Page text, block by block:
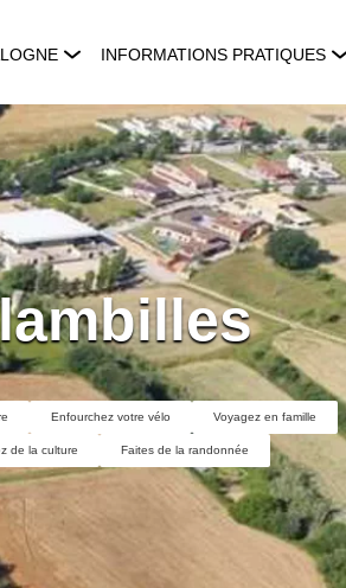
INFORMATIONS PRATIQUES
Enfourchez votre vélo Voyagez en famille
de la culture Faites de la randonnée